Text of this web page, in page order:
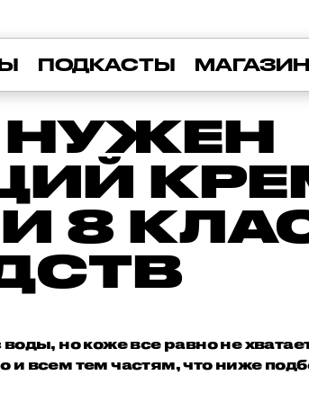
ПОДКАСТЫ МАГАЗИН
НУЖЕН
И 8
но коже все равно не
всем тем частям, что ниже